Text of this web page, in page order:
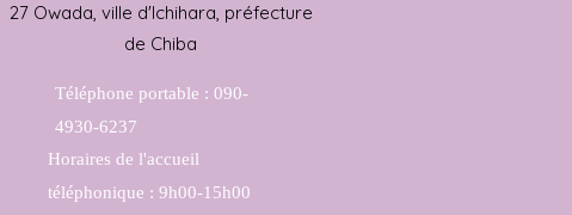
27 Owada, ville d'Ichihara, préfecture
de Chiba
Téléphone portable : 090-
4930-6237
​Horaires de l'accueil
téléphonique : 9h00-15h00